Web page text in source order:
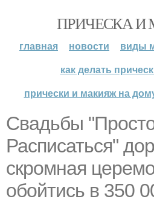
ПРИЧЕСКА
главная новости
виды
как делать
прически и макияж на
Свадьбы
Расписаться"
скромная
обойтись в 350